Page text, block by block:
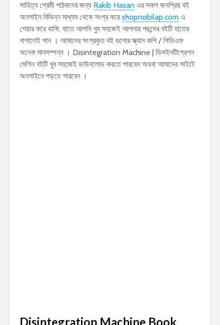
সাহিত্য প্রেমী পাঠকদের জন্য Rakib Hasan এর সকল জনপ্রিয় বই
অনলাইন বিভিন্ন মাধ্যম থেকে সংগ্র করেshopnobilap.com এ
শেয়ার করে থাকি, যাতে আপনি খুব সহজেই আপনার পছন্দের বইটি হাতের
নাগালেই পান । আমাদের সংগ্রকৃত বই গুলোর স্ক্যান কপি / পিডিএফ
অনেক মানসম্পন্ন । Disintegration Machine | ডিসইনটিগ্রেশন
মেশিন বইটি খুব সহজেই ডাউনলোড করতে পারবেন অথবা আমাদের সাইটে
অনলাইনে পড়তে পারবেন ।
Disintegration Machine Book